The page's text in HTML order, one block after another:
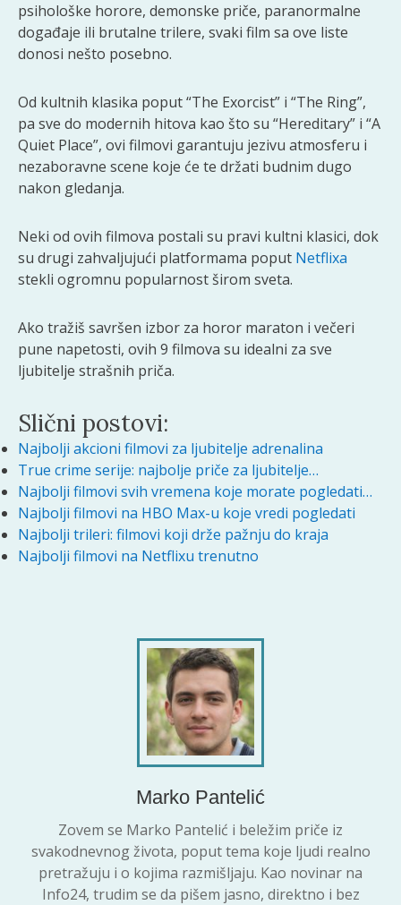
psihološke horore, demonske priče, paranormalne
događaje ili brutalne trilere, svaki film sa ove liste
donosi nešto posebno.
Od kultnih klasika poput “The Exorcist” i “The Ring”,
pa sve do modernih hitova kao što su “Hereditary” i “A
Quiet Place”, ovi filmovi garantuju jezivu atmosferu i
nezaboravne scene koje će te držati budnim dugo
nakon gledanja.
Neki od ovih filmova postali su pravi kultni klasici, dok
su drugi zahvaljujući platformama poput Netflixa
stekli ogromnu popularnost širom sveta.
Ako tražiš savršen izbor za horor maraton i večeri
pune napetosti, ovih 9 filmova su idealni za sve
ljubitelje strašnih priča.
Slični postovi:
Najbolji akcioni filmovi za ljubitelje adrenalina
True crime serije: najbolje priče za ljubitelje…
Najbolji filmovi svih vremena koje morate pogledati…
Najbolji filmovi na HBO Max-u koje vredi pogledati
Najbolji trileri: filmovi koji drže pažnju do kraja
Najbolji filmovi na Netflixu trenutno
Marko Pantelić
Zovem se Marko Pantelić i beležim priče iz
svakodnevnog života, poput tema koje ljudi realno
pretražuju i o kojima razmišljaju. Kao novinar na
Info24, trudim se da pišem jasno, direktno i bez